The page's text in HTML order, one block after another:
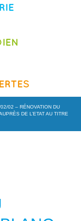
02 – RÉNOVATION DU
DE L’ETAT AU TITRE